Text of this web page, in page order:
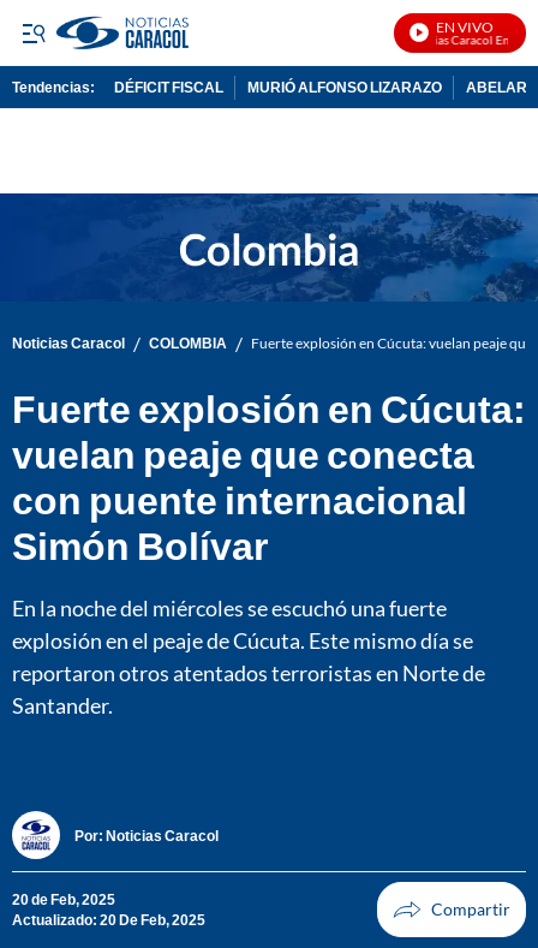
EN VIVO
Noticias Caracol En Vivo
Tendencias: DÉFICIT FISCAL MURIÓ ALFONSO LIZARAZO
Noticias Caracol / COLOMBIA / Fuerte explosión en Cúcuta: vuelan peaje
Fuerte explosión en Cúcuta:
vuelan peaje que conecta
con puente internacional
Simón Bolívar
En la noche del miércoles se escuchó una fuerte
explosión en el peaje de Cúcuta. Este mismo día se
reportaron otros atentados terroristas en Norte de
Santander.
Por: Noticias Caracol
20 de Feb, 2025
Actualizado: 20 De Feb, 2025